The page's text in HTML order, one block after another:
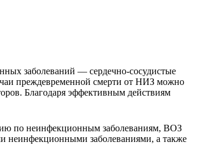
заболеваний — сердечно-сосудистые
преждевременной смерти от НИЗ можно
Благодаря эффективным действиям
по неинфекционным заболеваниям, ВОЗ
неинфекционными заболеваниями, а также